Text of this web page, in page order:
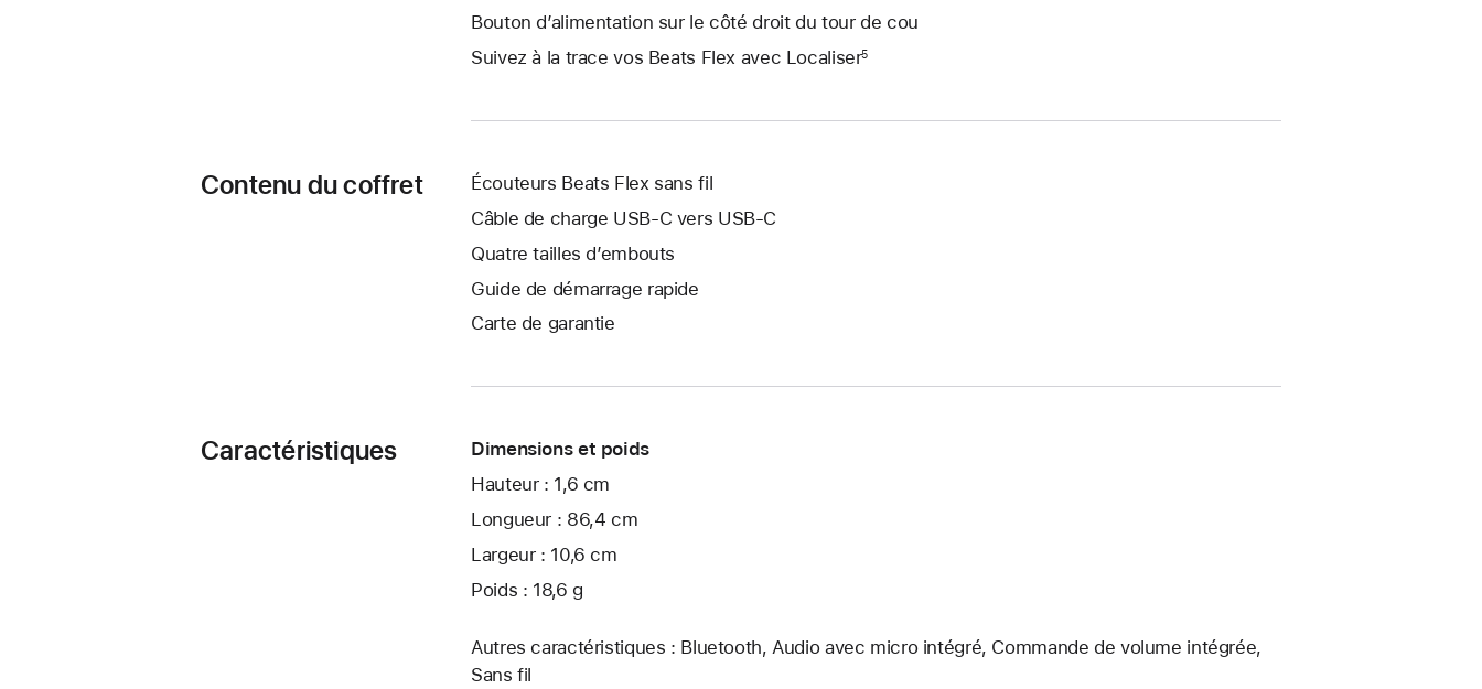
Bouton d’alimentation sur le côté droit du tour de cou
Suivez à la trace vos Beats Flex avec Localiser5
Contenu du coffret
Écouteurs Beats Flex sans fil
Câble de charge USB-C vers USB-C
Quatre tailles d’embouts
Guide de démarrage rapide
Carte de garantie
Caractéristiques
Dimensions et poids
Hauteur : 1,6 cm
Longueur : 86,4 cm
Largeur : 10,6 cm
Poids : 18,6 g
Autres caractéristiques : Bluetooth, Audio avec micro intégré, Commande de volume intégrée,
Sans fil